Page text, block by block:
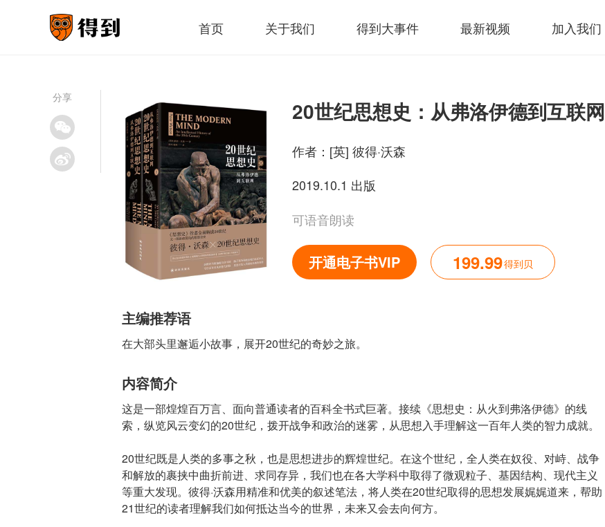
首页 关于我们 得到大事件 最新视频 加入我们
分享
20世纪思想史：从弗洛伊德到互联网
作者： [英] 彼得·沃森
2019.10.1 出版
可语音朗读
开通电子书VIP 199.99得到贝
主编推荐语
在大部头里邂逅小故事，展开20世纪的奇妙之旅。
内容简介
这是一部煌煌百万言、面向普通读者的百科全书式巨著。接续《思想史：从火到弗洛伊德》的线
索，纵览风云变幻的20世纪，拨开战争和政治的迷雾，从思想入手理解这一百年人类的智力成就。
20世纪既是人类的多事之秋，也是思想进步的辉煌世纪。在这个世纪，全人类在奴役、对峙、战争
和解放的裹挟中曲折前进、求同存异，我们也在各大学科中取得了微观粒子、基因结构、现代主义
等重大发现。彼得·沃森用精准和优美的叙述笔法，将人类在20世纪取得的思想发展娓娓道来，帮助
21世纪的读者理解我们如何抵达当今的世界，未来又会去向何方。